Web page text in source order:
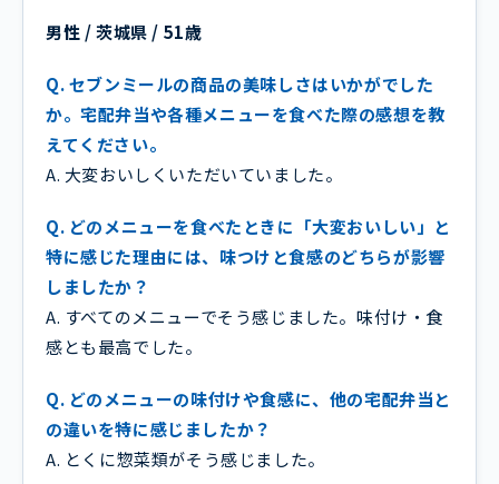
男性 / 茨城県 / 51歳
Q. セブンミールの商品の美味しさはいかがでした
か。宅配弁当や各種メニューを食べた際の感想を教
えてください。
A. 大変おいしくいただいていました。
Q. どのメニューを食べたときに「大変おいしい」と
特に感じた理由には、味つけと食感のどちらが影響
しましたか？
A. すべてのメニューでそう感じました。味付け・食
感とも最高でした。
Q. どのメニューの味付けや食感に、他の宅配弁当と
の違いを特に感じましたか？
A. とくに惣菜類がそう感じました。